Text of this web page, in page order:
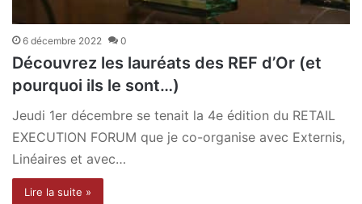
6 décembre 2022 0
Découvrez les lauréats des REF d’Or (et
pourquoi ils le sont…)
Jeudi 1er décembre se tenait la 4e édition du RETAIL
EXECUTION FORUM que je co-organise avec Externis,
Linéaires et avec…
Lire la suite »